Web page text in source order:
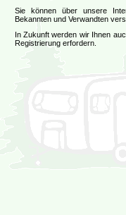
Sie können über unsere
Bekannten und Verwandten
In Zukunft werden wir Ihnen
Registrierung erfordern.